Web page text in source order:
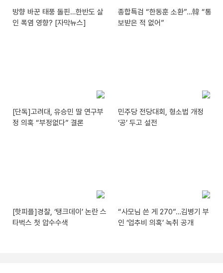
방향 바꾼 태풍 돌핀…한반도 살
인 폭염 영향? [자막뉴스]
종합특검 “한동훈 소환”…韓 “통
보받은 적 없어”
[단독]고려대, 유승민 딸 연구부
정 의혹 “부정없다” 결론
민주당 전당대회, 형소법 개정
‘공’ 두고 설전
[핫피플]경찰, ‘탱크데이’ 논란 스
타벅스 첫 압수수색
“사모님 쓴 게 270”…김병기 부
인 ‘업추비 의혹’ 녹취 공개